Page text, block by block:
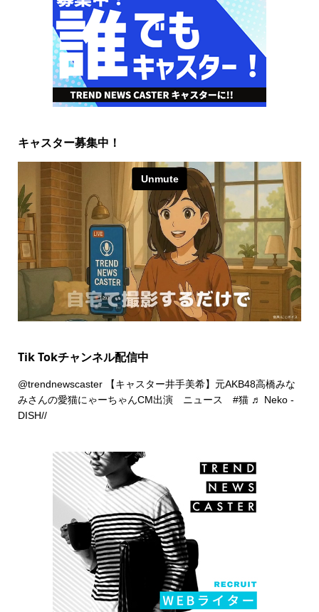
キャスター募集中！
Tik Tokチャンネル配信中
@trendnewscaster【キャスター井手美希】元AKB48高橋みな
みさんの愛猫にゃーちゃんCM出演 ニュース #猫 ♬ Neko -
DISH//